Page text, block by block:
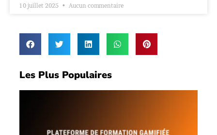
10 juillet 2025 Aucun commentaire
Les Plus Populaires